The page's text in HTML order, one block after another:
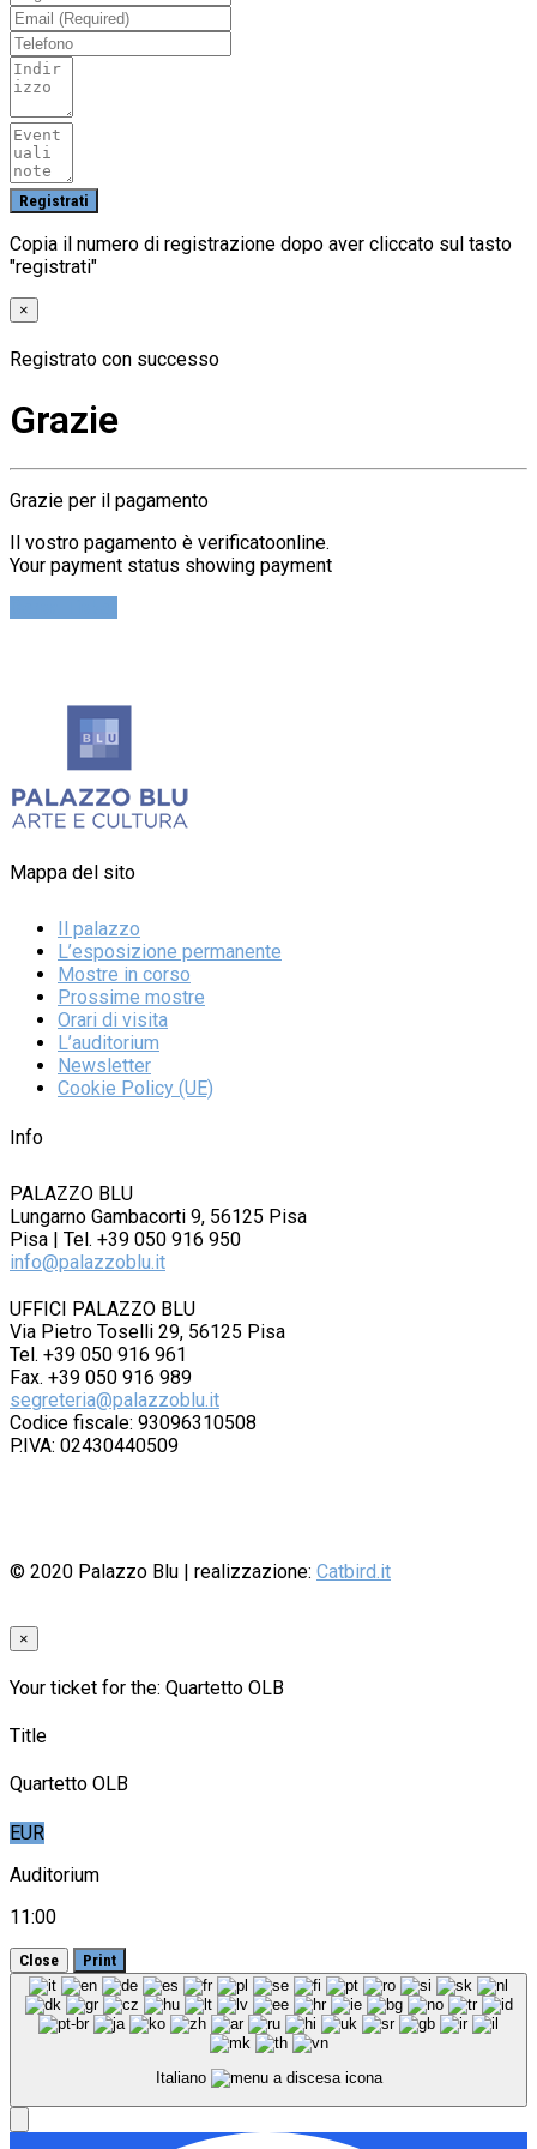
Copia il numero di registrazione dopo aver cliccato sul tasto
"registrati"
×
Registrato con successo
Grazie
Grazie per il pagamento
Il vostro pagamento è verificatoonline.
Your payment status showing payment
Mappa del sito
Il palazzo
L’esposizione permanente
Mostre in corso
Prossime mostre
Orari di visita
L’auditorium
Newsletter
Cookie Policy (UE)
Info
PALAZZO BLU
Lungarno Gambacorti 9, 56125 Pisa
Pisa | Tel. +39 050 916 950
info@palazzoblu.it
UFFICI PALAZZO BLU
Via Pietro Toselli 29, 56125 Pisa
Tel. +39 050 916 961
Fax. +39 050 916 989
segreteria@palazzoblu.it
Codice fiscale: 93096310508
P.IVA: 02430440509
© 2020 Palazzo Blu | realizzazione: Catbird.it
×
Your ticket for the: Quartetto OLB
Title
Quartetto OLB
EUR
Auditorium
11:00
Close Print
Italiano